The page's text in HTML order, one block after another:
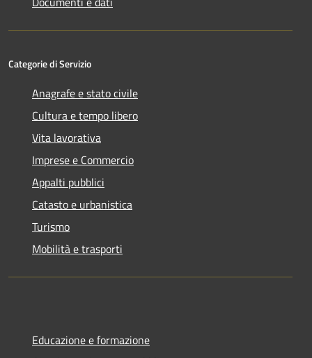
Categorie di Servizio
Anagrafe e stato civile
Cultura e tempo libero
Vita lavorativa
Imprese e Commercio
Appalti pubblici
Catasto e urbanistica
Turismo
Mobilità e trasporti
Educazione e formazione